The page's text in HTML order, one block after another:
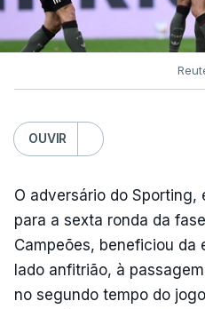
OUVIR
O adversário do Sporting,
para a sexta ronda da
Campeões, beneficiou da
lado anfitrião, à
no segundo tempo do